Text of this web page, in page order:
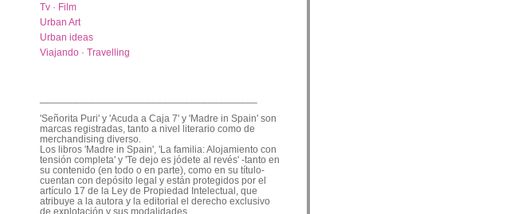
Tv · Film
Urban Art
Urban ideas
Viajando · Travelling
'Señorita Puri' y 'Acuda a Caja 7' y 'Madre in Spain' son
marcas registradas, tanto a nivel literario como de
merchandising diverso.
Los libros 'Madre in Spain', 'La familia: Alojamiento con
tensión completa' y 'Te dejo es jódete al revés' -tanto en
su contenido (en todo o en parte), como en su título-
cuentan con depósito legal y están protegidos por el
artículo 17 de la Ley de Propiedad Intelectual, que
atribuye a la autora y la editorial el derecho exclusivo
de explotación y sus modalidades.